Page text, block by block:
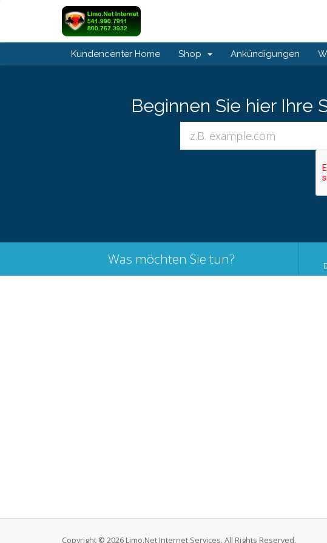
Kundencenter Home Shop Ankündigungen
Beginnen Sie hier Ihre
Was möchten Sie tun?
Copyright © 2026 Limo.Net Internet Services. All Rights Reserved.